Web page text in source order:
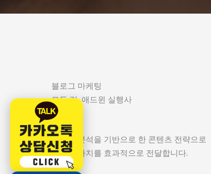
블로그 마케팅
모든 것, 애드윈 실행사
데이터 분석을 기반으로 한 콘텐츠 전략으로
기업의 가치를 효과적으로 전달합니다.